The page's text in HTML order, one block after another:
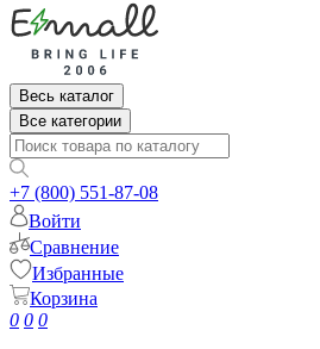
Весь каталог
Все категории
+7 (800) 551-87-08
Войти
Сравнение
Избранные
Корзина
0 0 0